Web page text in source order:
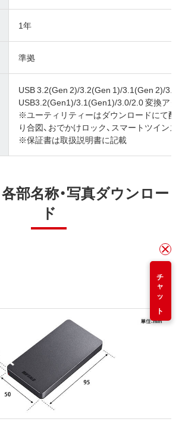
1年
準拠
USB 3.2(Gen 2)/3.2(Gen 1)/3.1(Gen 2)/
USB3.2(Gen1)/3.1(Gen1)/3.0/2.0 変換アダ
※ユーティリティーはダウンロードにて配
り合図、おでかけロック、スマートツイン
※保証書は取扱説明書に記載
各部名称・写真ダウンロー
ド
チャット